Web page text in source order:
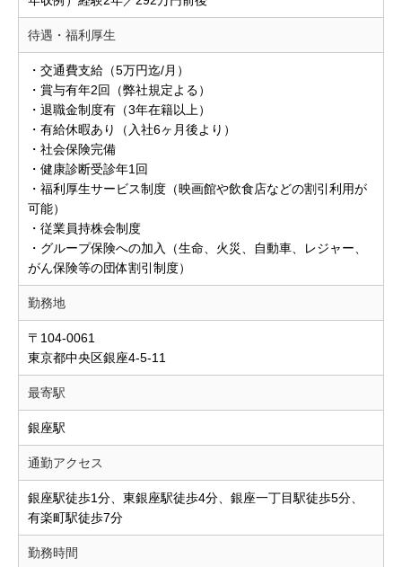
待遇・福利厚生
・交通費支給（5万円迄/月）
・賞与有年2回（弊社規定よる）
・退職金制度有（3年在籍以上）
・有給休暇あり（入社6ヶ月後より）
・社会保険完備
・健康診断受診年1回
・福利厚生サービス制度（映画館や飲食店などの割引利用が
可能）
・従業員持株会制度
・グループ保険への加入（生命、火災、自動車、レジャー、
がん保険等の団体割引制度）
勤務地
〒104-0061
東京都中央区銀座4-5-11
最寄駅
銀座駅
通勤アクセス
銀座駅徒歩1分、東銀座駅徒歩4分、銀座一丁目駅徒歩5分、
有楽町駅徒歩7分
勤務時間